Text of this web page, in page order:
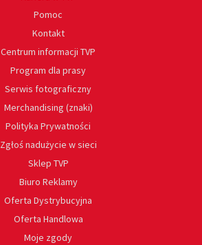
Pomoc
Kontakt
Centrum informacji TVP
Program dla prasy
Serwis fotograficzny
Merchandising (znaki)
Polityka Prywatności
Zgłoś nadużycie w sieci
Sklep TVP
Biuro Reklamy
Oferta Dystrybucyjna
Oferta Handlowa
Moje zgody